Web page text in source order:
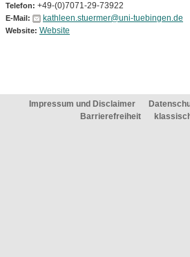
Telefon: +49-(0)7071-29-73922
E-Mail: kathleen.stuermer@uni-tuebingen.de
Website: Website
Impressum und Disclaimer
Barrierefreiheit